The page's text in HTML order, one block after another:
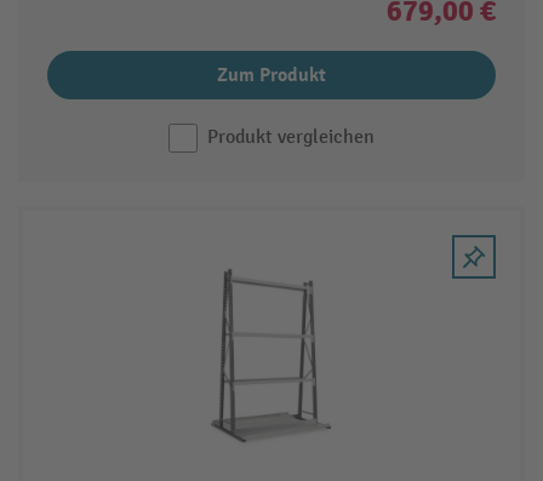
679,00 €
Zum Produkt
Produkt vergleichen